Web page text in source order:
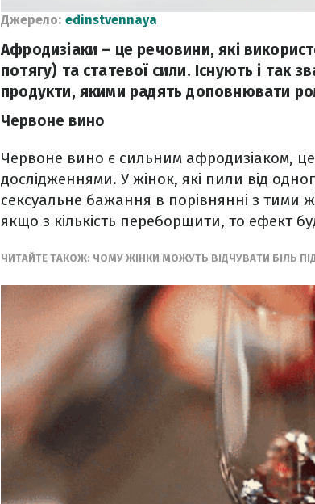
Джерело: edinstvennaya
Афродизіаки – це речовини, які
потягу) та статевої сили. Існують і так
продукти, якими радять доповнювати
Червоне вино
Червоне вино є сильним афродизіаком,
дослідженнями. У жінок, які пили від
сексуальне бажання в порівнянні з тими
якщо з кількість переборщити, то ефект
ЧИТАЙТЕ ТАКОЖ: ЧОМУ ЖІНКИ МОЖУТЬ ВІДЧУВАТИ БІЛЬ